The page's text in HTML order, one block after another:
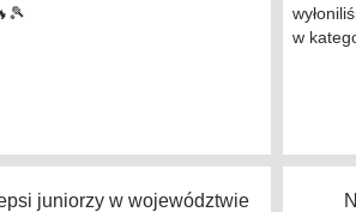
w
juniorzy w województwie